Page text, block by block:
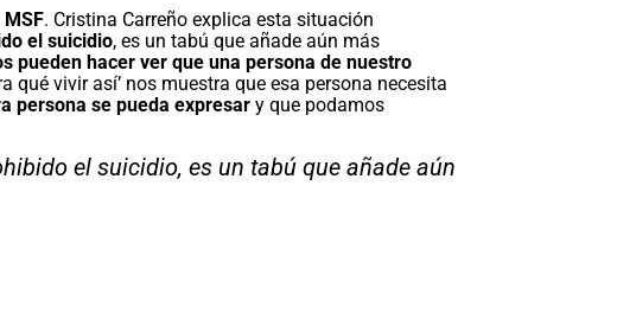
. Cristina Carreño explica esta situación
el suicidio, es un tabú que añade aún más
pueden hacer ver que una persona de nuestro
qué vivir así’ nos muestra que esa persona necesita
persona se pueda expresar y que podamos
el suicidio, es un tabú que añade aún